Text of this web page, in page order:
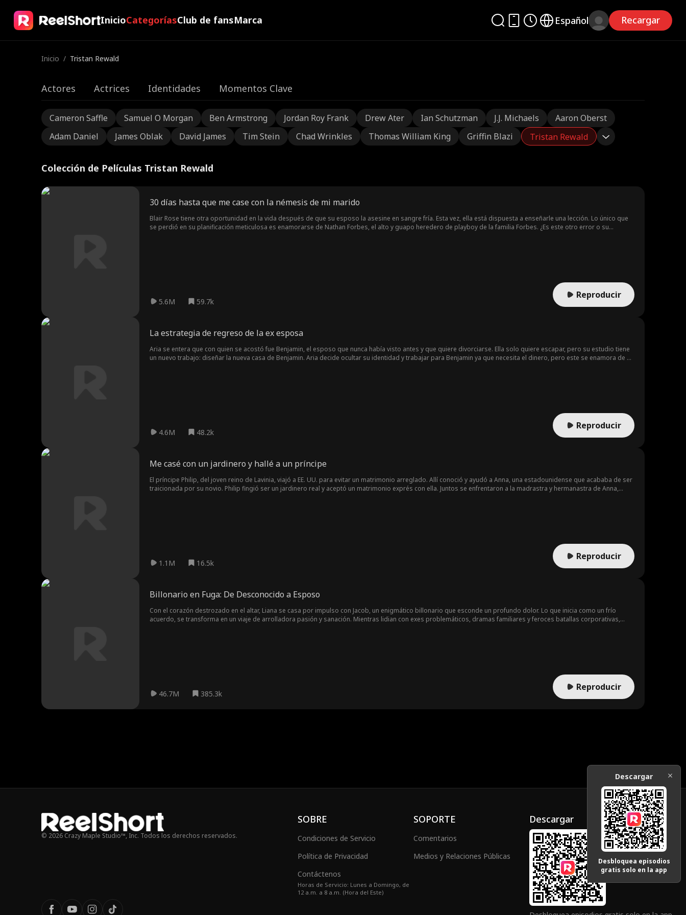
InicioCategoríasClub de fansMarca Español Recargar
Inicio / Tristan Rewald
Actores Actrices Identidades Momentos Clave
Cameron Saffle Samuel O Morgan Ben Armstrong Jordan Roy Frank Drew Ater Ian Schutzman J.J. Michaels
Aaron Oberst
Adam Daniel
James Oblak David James Tim Stein Chad Wrinkles Thomas William King Griffin Blazi Tristan Rewald
Colección de Películas Tristan Rewald
30 días hasta que me case con la némesis de mi marido
Blair Rose tiene otra oportunidad en la vida después de que su esposo la asesine en sangre fría. Esta vez, ella está dispuesta a enseñarle una lección. Lo único que
se perdió en su planificación meticulosa es enamorarse de Nathan Forbes, el alto y guapo heredero de playboy de la familia Forbes. ¿Es este otro error o su
5.6M 59.7k
Reproducir
La estrategia de regreso de la ex esposa
Aria se entera que con quien se acostó fue Benjamin, el esposo que nunca había visto antes y que quiere divorciarse. Ella solo quiere escapar, pero su estudio tiene
un nuevo trabajo: diseñar la nueva casa de Benjamin. Aria decide ocultar su identidad y trabajar para Benjamin ya que necesita el dinero, pero este se enamora de su
4.6M 48.2k
Reproducir
Me casé con un jardinero y hallé a un príncipe
El príncipe Philip, del joven reino de Lavinia, viajó a EE. UU. para evitar un matrimonio arreglado. Allí conoció y ayudó a Anna, una estadounidense que acababa de ser
traicionada por su novio. Philip fingió ser un jardinero real y aceptó un matrimonio exprés con ella. Juntos se enfrentaron a la madrastra y hermanastra de Anna,
1.1M 16.5k
Reproducir
Billonario en Fuga: De Desconocido a Esposo
Con el corazón destrozado en el altar, Liana se casa por impulso con Jacob, un enigmático billonario que esconde un profundo dolor. Lo que inicia como un frío
acuerdo, se transforma en un viaje de arrolladora pasión y sanación. Mientras lidian con exes problemáticos, dramas familiares y feroces batallas corporativas,
46.7M 385.3k
Reproducir
© 2026 Crazy Maple Studio™, Inc. Todos los derechos reservados.
SOBRE
Condiciones de Servicio
Política de Privacidad
Contáctenos
Horas de Servicio: Lunes a Domingo, de
12 a.m. a 8 a.m. (Hora del Este)
SOPORTE
Comentarios
Medios y Relaciones Públicas
Descargar
Descargar
Desbloquea episodios
gratis solo en la app